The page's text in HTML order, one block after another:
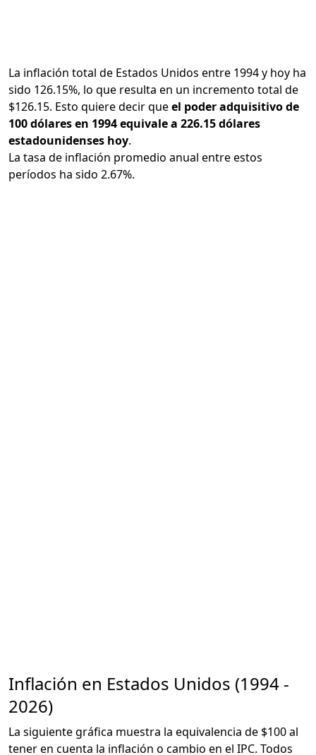
La inflación total de Estados Unidos entre 1994 y hoy ha
sido 126.15%, lo que resulta en un incremento total de
$126.15. Esto quiere decir queel poder adquisitivo de
100 dólares en 1994 equivale a 226.15 dólares
estadounidenses hoy.
La tasa de inflación promedio anual entre estos
períodos ha sido 2.67%.
Inflación en Estados Unidos (1994 -
2026)
La siguiente gráfica muestra la equivalencia de $100 al
tener en cuenta la inflación o cambio en el IPC. Todos